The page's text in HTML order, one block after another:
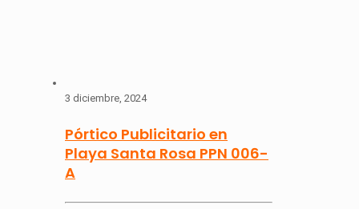
3 diciembre, 2024
Pórtico Publicitario en
Playa Santa Rosa PPN 006-
A